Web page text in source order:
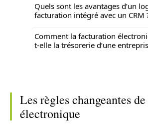
Quels sont les avantages d’un
facturation intégré avec un CRM
Comment la facturation
t-elle la trésorerie d’une
Les règles changeantes
électronique